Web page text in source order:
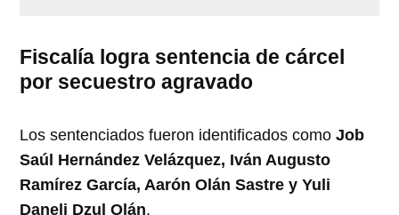
Fiscalía logra sentencia de cárcel
por secuestro agravado
Los sentenciados fueron identificados comoJob
Saúl Hernández Velázquez, Iván Augusto
Ramírez García, Aarón Olán Sastre y Yuli
Daneli Dzul Olán.